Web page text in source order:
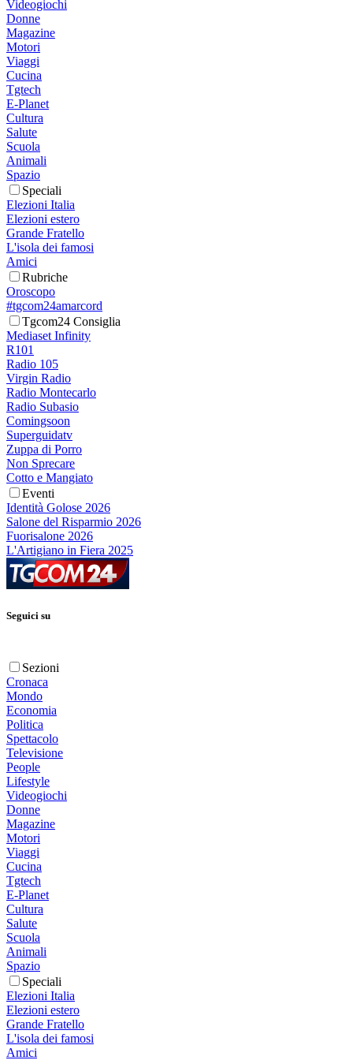
Videogiochi
Donne
Magazine
Motori
Viaggi
Cucina
Tgtech
E-Planet
Cultura
Salute
Scuola
Animali
Spazio
Speciali
Elezioni Italia
Elezioni estero
Grande Fratello
L'isola dei famosi
Amici
Rubriche
Oroscopo
#tgcom24amarcord
Tgcom24 Consiglia
Mediaset Infinity
R101
Radio 105
Virgin Radio
Radio Montecarlo
Radio Subasio
Comingsoon
Superguidatv
Zuppa di Porro
Non Sprecare
Cotto e Mangiato
Eventi
Identità Golose 2026
Salone del Risparmio 2026
Fuorisalone 2026
L'Artigiano in Fiera 2025
Seguici su
Sezioni
Cronaca
Mondo
Economia
Politica
Spettacolo
Televisione
People
Lifestyle
Videogiochi
Donne
Magazine
Motori
Viaggi
Cucina
Tgtech
E-Planet
Cultura
Salute
Scuola
Animali
Spazio
Speciali
Elezioni Italia
Elezioni estero
Grande Fratello
L'isola dei famosi
Amici